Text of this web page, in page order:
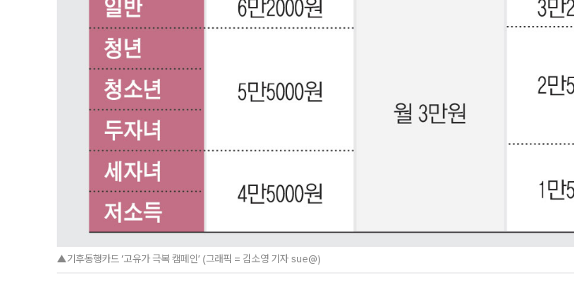
▲기후동행카드 ‘고유가 극복 캠페인’ (그래픽 = 김소영 기자 sue@)